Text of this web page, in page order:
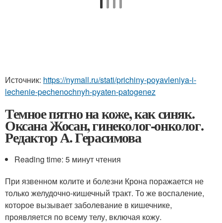
Источник: https://nymall.ru/stati/prichiny-poyavleniya-i-
lechenie-pechenochnyh-pyaten-patogenez
Темное пятно на коже, как синяк.
Оксана Жосан, гинеколог-онколог.
Редактор А. Герасимова
Reading time: 5 минут чтения
При язвенном колите и болезни Крона поражается не
только желудочно-кишечный тракт. То же воспаление,
которое вызывает заболевание в кишечнике,
проявляется по всему телу, включая кожу.